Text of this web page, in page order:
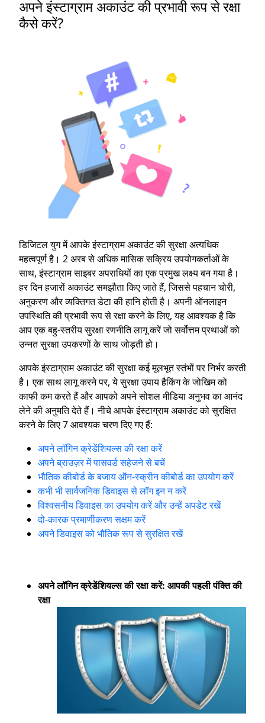
अपने इंस्टाग्राम अकाउंट की प्रभावी रूप से रक्षा
कैसे करें?
डिजिटल युग में आपके इंस्टाग्राम अकाउंट की सुरक्षा अत्यधिक
महत्वपूर्ण है। 2 अरब से अधिक मासिक सक्रिय उपयोगकर्ताओं के
साथ, इंस्टाग्राम साइबर अपराधियों का एक प्रमुख लक्ष्य बन गया है।
हर दिन हजारों अकाउंट समझौता किए जाते हैं, जिससे पहचान चोरी,
अनुकरण और व्यक्तिगत डेटा की हानि होती है। अपनी ऑनलाइन
उपस्थिति की प्रभावी रूप से रक्षा करने के लिए, यह आवश्यक है कि
आप एक बहु-स्तरीय सुरक्षा रणनीति लागू करें जो सर्वोत्तम प्रथाओं को
उन्नत सुरक्षा उपकरणों के साथ जोड़ती हो।
आपके इंस्टाग्राम अकाउंट की सुरक्षा कई मूलभूत स्तंभों पर निर्भर करती
है। एक साथ लागू करने पर, ये सुरक्षा उपाय हैकिंग के जोखिम को
काफी कम करते हैं और आपको अपने सोशल मीडिया अनुभव का आनंद
लेने की अनुमति देते हैं। नीचे आपके इंस्टाग्राम अकाउंट को सुरक्षित
करने के लिए 7 आवश्यक चरण दिए गए हैं:
अपने लॉगिन क्रेडेंशियल्स की रक्षा करें
अपने ब्राउज़र में पासवर्ड सहेजने से बचें
भौतिक कीबोर्ड के बजाय ऑन-स्क्रीन कीबोर्ड का उपयोग करें
कभी भी सार्वजनिक डिवाइस से लॉग इन न करें
विश्वसनीय डिवाइस का उपयोग करें और उन्हें अपडेट रखें
दो-कारक प्रमाणीकरण सक्षम करें
अपने डिवाइस को भौतिक रूप से सुरक्षित रखें
अपने लॉगिन क्रेडेंशियल्स की रक्षा करें: आपकी पहली पंक्ति की
रक्षा